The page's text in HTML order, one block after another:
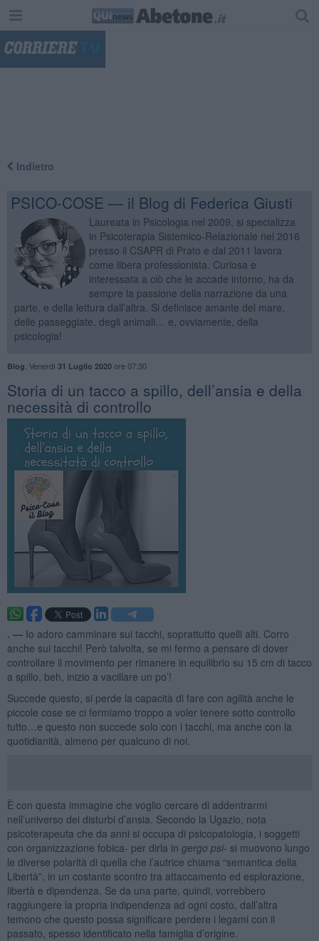
Indietro
PSICO-COSE — il Blog di Federica Giusti
Laureata in Psicologia nel 2009, si specializza
in Psicoterapia Sistemico-Relazionale nel 2016
presso il CSAPR di Prato e dal 2011 lavora
come libera professionista. Curiosa e
interessata a ciò che le accade intorno, ha da
sempre la passione della narrazione da una
parte, e della lettura dall’altra. Si definisce amante del mare,
delle passeggiate, degli animali… e, ovviamente, della
psicologia!
Blog Venerdì 31 Luglio 2020ore 07:30
​Storia di un tacco a spillo, dell’ansia e della
necessità di controllo
. — Io adoro camminare sui tacchi, soprattutto quelli alti. Corro
anche sui tacchi! Però talvolta, se mi fermo a pensare di dover
controllare il movimento per rimanere in equilibrio su 15 cm di tacco
a spillo, beh, inizio a vacillare un po’!
Succede questo, si perde la capacità di fare con agilità anche le
piccole cose se ci fermiamo troppo a voler tenere sotto controllo
tutto…e questo non succede solo con i tacchi, ma anche con la
quotidianità, almeno per qualcuno di noi.
È con questa immagine che voglio cercare di addentrarmi
nell’universo dei disturbi d’ansia. Secondo la Ugazio, nota
psicoterapeuta che da anni si occupa di psicopatologia, i soggetti
con organizzazione fobica- per dirla in gergo psi- si muovono lungo
le diverse polarità di quella che l’autrice chiama “semantica della
Libertà”, in un costante scontro tra attaccamento ed esplorazione,
libertà e dipendenza. Se da una parte, quindi, vorrebbero
raggiungere la propria indipendenza ad ogni costo, dall’altra
temono che questo possa significare perdere i legami con il
passato, spesso identificato nella famiglia d’origine.